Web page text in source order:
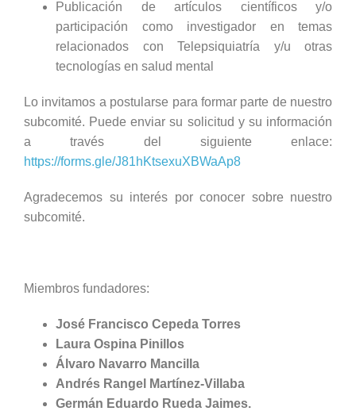
Publicación de artículos científicos y/o
participación como investigador en temas
relacionados con Telepsiquiatría y/u otras
tecnologías en salud mental
Lo invitamos a postularse para formar parte de nuestro
subcomité. Puede enviar su solicitud y su información
a través del siguiente enlace:
https://forms.gle/J81hKtsexuXBWaAp8
Agradecemos su interés por conocer sobre nuestro
subcomité.
Miembros fundadores:
José Francisco Cepeda Torres
Laura Ospina Pinillos
Álvaro Navarro Mancilla
Andrés Rangel Martínez-Villaba
Germán Eduardo Rueda Jaimes.